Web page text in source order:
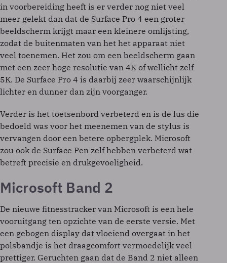
in voorbereiding heeft is er verder nog niet veel
meer gelekt dan dat de Surface Pro 4 een groter
beeldscherm krijgt maar een kleinere omlijsting,
zodat de buitenmaten van het het apparaat niet
veel toenemen. Het zou om een beeldscherm gaan
met een zeer hoge resolutie van 4K of wellicht zelf
5K. De Surface Pro 4 is daarbij zeer waarschijnlijk
lichter en dunner dan zijn voorganger.
Verder is het toetsenbord verbeterd en is de lus die
bedoeld was voor het meenemen van de stylus is
vervangen door een betere opbergplek. Microsoft
zou ook de Surface Pen zelf hebben verbeterd wat
betreft precisie en drukgevoeligheid.
Microsoft Band 2
De nieuwe fitnesstracker van Microsoft is een hele
vooruitgang ten opzichte van de eerste versie. Met
een gebogen display dat vloeiend overgaat in het
polsbandje is het draagcomfort vermoedelijk veel
prettiger. Geruchten gaan dat de Band 2 niet alleen